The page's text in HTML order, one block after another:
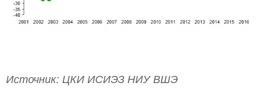
Источник: ЦКИ ИСИЭЗ НИУ ВШЭ